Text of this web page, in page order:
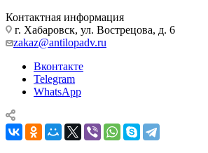
Контактная информация
г. Хабаровск, ул. Вострецова, д. 6
zakaz@antilopadv.ru
Вконтакте
Telegram
WhatsApp